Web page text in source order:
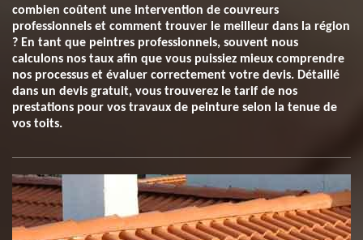
combien coûtent une intervention de couvreurs
professionnels et comment trouver le meilleur dans la région
? En tant que peintres professionnels, souvent nous
calculons nos taux afin que vous puissiez mieux comprendre
nos processus et évaluer correctement votre devis. Détaillé
dans un devis gratuit, vous trouverez le tarif de nos
prestations pour vos travaux de peinture selon la tenue de
vos toits.